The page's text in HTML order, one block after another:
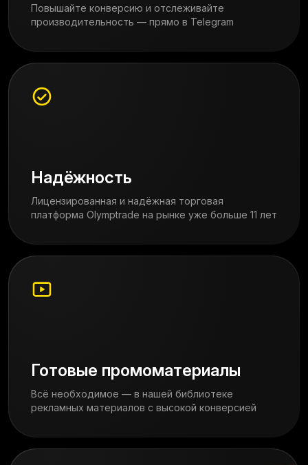
Повышайте конверсию и отслеживайте
производительность — прямо в Telegram
Надёжность
Лицензированная и надёжная торговая
платформа Olymptrade на рынке уже больше 11 лет
Готовые промоматериалы
Всё необходимое — в нашей библиотеке
рекламных материалов с высокой конверсией